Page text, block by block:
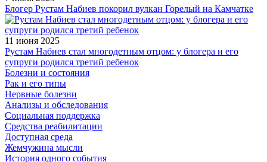
Блогер Рустам Набиев покорил вулкан Горелый на Камчатке
11 июня 2025
Рустам Набиев стал многодетным отцом: у блогера и его
супруги родился третий ребенок
Болезни и состояния
Рак и его типы
Нервные болезни
Анализы и обследования
Социальная поддержка
Средства реабилитации
Доступная среда
Жемчужина мысли
История одного события